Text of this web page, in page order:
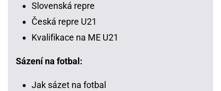
Slovenská repre
Česká repre U21
Kvalifikace na ME U21
Sázení na fotbal:
Jak sázet na fotbal